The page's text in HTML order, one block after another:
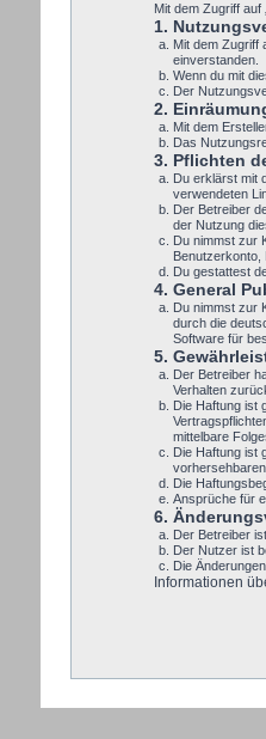
Mit dem Zugriff
1.
Mit dem Zugriff
einverstanden.
Wenn du mit
Der
2.
Mit dem
Das
3. Pflichten
Du erklärst mit
verwendeten
Der Betreiber
der Nutzung
Du nimmst zur
Benutzerkonto,
Du gestattest
4. General
Du nimmst zur
durch die
Software für
5.
Der Betreiber
Verhalten
Die Haftung ist
mittelbare
Die Haftung ist
Die
Ansprüche für
6.
Der Betreiber
Der Nutzer ist
Die
Informationen